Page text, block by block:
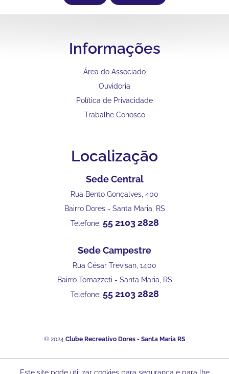
Informações
Área do Associado
Ouvidoria
Política de Privacidade
Trabalhe Conosco
Localização
Sede Central
Rua Bento Gonçalves, 400
Bairro Dores - Santa Maria, RS
Telefone: 55 2103 2828
Sede Campestre
Rua César Trevisan, 1400
Bairro Tomazzeti - Santa Maria, RS
Telefone: 55 2103 2828
© 2024 Clube Recreativo Dores - Santa Maria RS